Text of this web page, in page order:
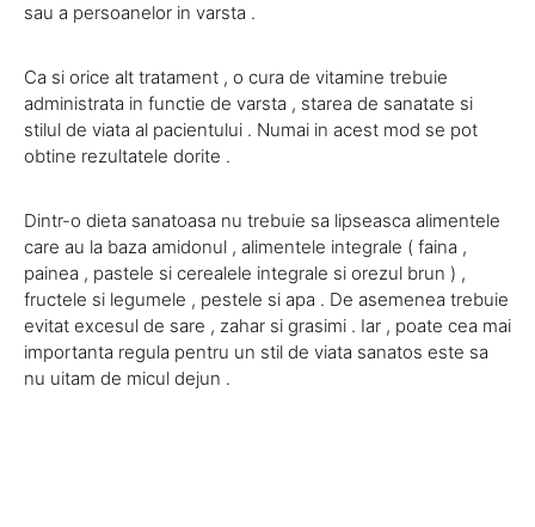
sau a persoanelor in varsta .
Ca si orice alt tratament , o cura de vitamine trebuie
administrata in functie de varsta , starea de sanatate si
stilul de viata al pacientului . Numai in acest mod se pot
obtine rezultatele dorite .
Dintr-o dieta sanatoasa nu trebuie sa lipseasca alimentele
care au la baza amidonul , alimentele integrale ( faina ,
painea , pastele si cerealele integrale si orezul brun ) ,
fructele si legumele , pestele si apa . De asemenea trebuie
evitat excesul de sare , zahar si grasimi . Iar , poate cea mai
importanta regula pentru un stil de viata sanatos este sa
nu uitam de micul dejun .